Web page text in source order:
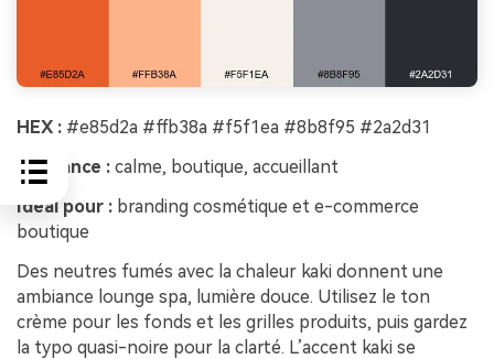
HEX : #e85d2a #ffb38a #f5f1ea #8b8f95 #2a2d31
Ambiance : calme, boutique, accueillant
Idéal pour : branding cosmétique et e-commerce
boutique
Des neutres fumés avec la chaleur kaki donnent une
ambiance lounge spa, lumière douce. Utilisez le ton
crème pour les fonds et les grilles produits, puis gardez
la typo quasi-noire pour la clarté. L’accent kaki se